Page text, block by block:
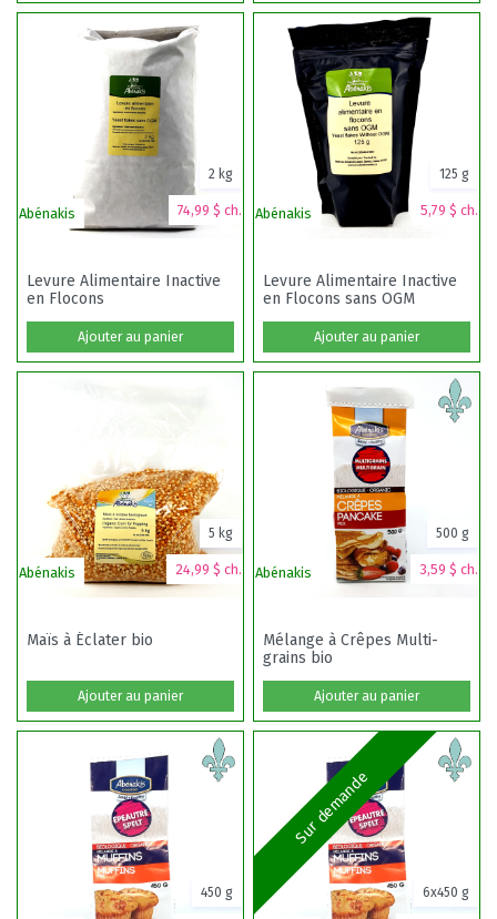
Abénakis 74,99 $ ch.
2 kg
Levure Alimentaire Inactive
en Flocons
Ajouter au panier
Abénakis 5,79 $ ch.
125 g
Levure Alimentaire Inactive
en Flocons sans OGM
Ajouter au panier
Abénakis 24,99 $ ch.
5 kg
Maïs à Éclater bio
Ajouter au panier
Abénakis 3,59 $ ch.
500 g
Mélange à Crêpes Multi-
grains bio
Ajouter au panier
450 g
Sur demande
6x450 g